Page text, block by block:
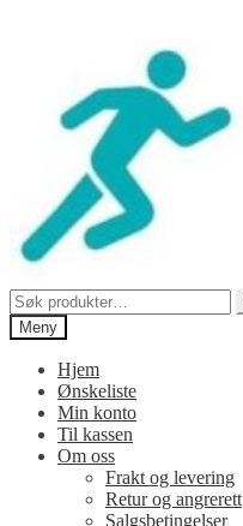
Søk
etter:
Meny
Hjem
Ønskeliste
Min konto
Til kassen
Om oss
Frakt og levering
Retur og angrerett
Salgsbetingelser